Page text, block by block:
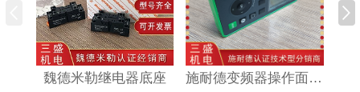
魏德米勒继电器底座 施耐德变频器操作面板/手持终端